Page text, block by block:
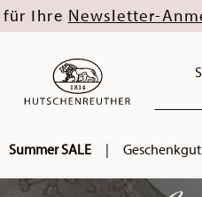
für Ihre Newsletter-
Summer SALE |